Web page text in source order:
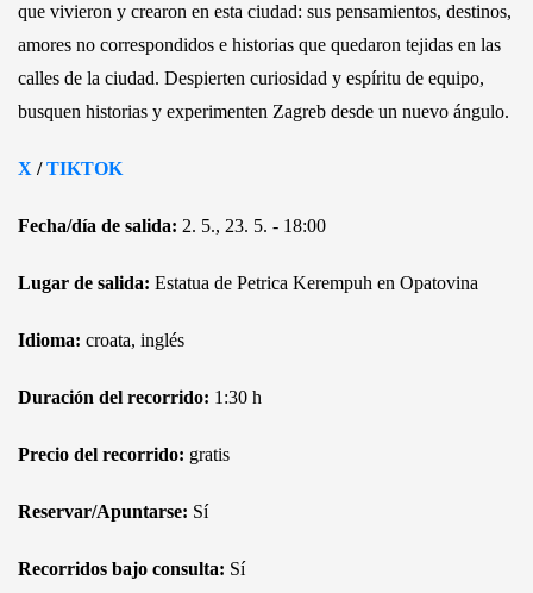
que vivieron y crearon en esta ciudad: sus pensamientos, destinos,
amores no correspondidos e historias que quedaron tejidas en las
calles de la ciudad. Despierten curiosidad y espíritu de equipo,
busquen historias y experimenten Zagreb desde un nuevo ángulo.
X /TIKTOK
Fecha/día de salida: 2. 5., 23. 5. - 18:00
Lugar de salida: Estatua de Petrica Kerempuh en Opatovina
Idioma: croata, inglés
Duración del recorrido: 1:30 h
Precio del recorrido: gratis
Reservar/Apuntarse: Sí
Recorridos bajo consulta: Sí